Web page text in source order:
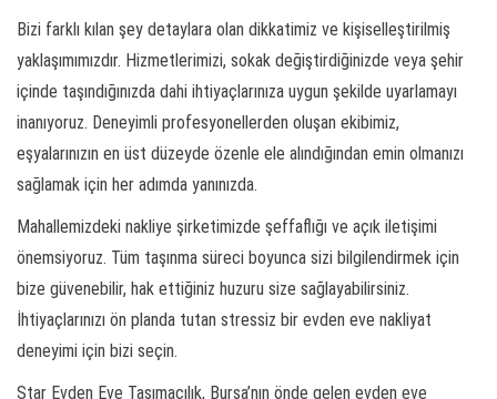
Bizi farklı kılan şey detaylara olan dikkatimiz ve kişiselleştirilmiş
yaklaşımımızdır. Hizmetlerimizi, sokak değiştirdiğinizde veya şehir
içinde taşındığınızda dahi ihtiyaçlarınıza uygun şekilde uyarlamayı
inanıyoruz. Deneyimli profesyonellerden oluşan ekibimiz,
eşyalarınızın en üst düzeyde özenle ele alındığından emin olmanızı
sağlamak için her adımda yanınızda.
Mahallemizdeki nakliye şirketimizde şeffaflığı ve açık iletişimi
önemsiyoruz. Tüm taşınma süreci boyunca sizi bilgilendirmek için
bize güvenebilir, hak ettiğiniz huzuru size sağlayabilirsiniz.
İhtiyaçlarınızı ön planda tutan stressiz bir evden eve nakliyat
deneyimi için bizi seçin.
Star Evden Eve Taşımacılık, Bursa’nın önde gelen evden eve